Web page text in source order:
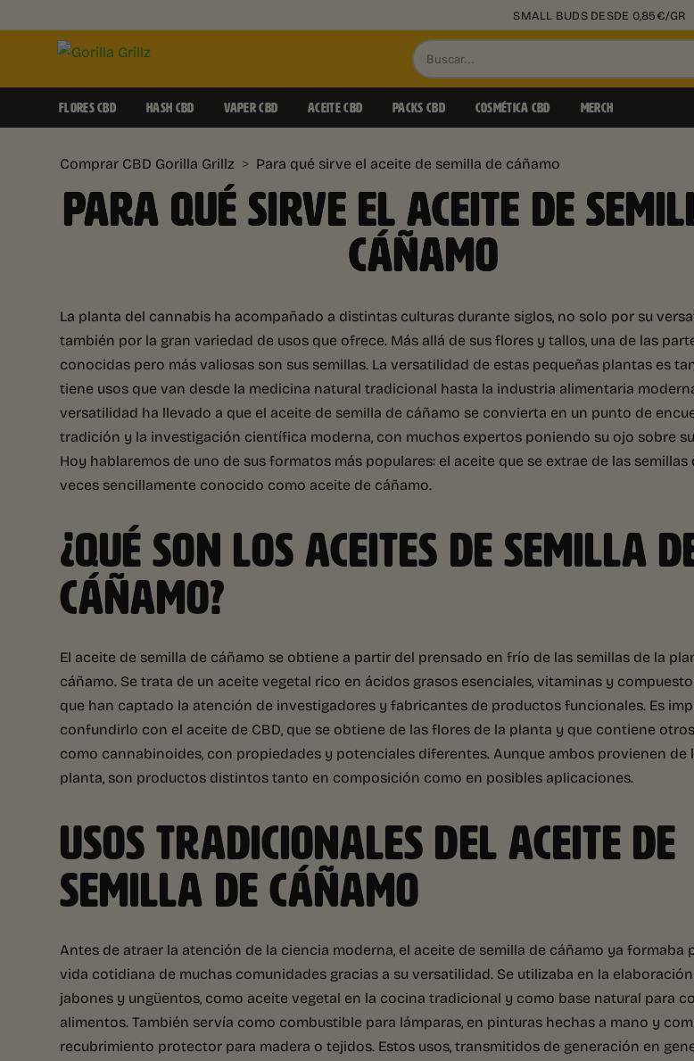
SMALL BUDS DESDE 0,85€/GR
Buscar
productos
FLORES CBD HASH CBD VAPER CBD ACEITE CBD PACKS CBD COSMÉTICA CBD MERCH
Comprar CBD Gorilla Grillz > Para qué sirve el aceite de semilla de cáñamo
PARA QUÉ SIRVE EL ACEITE DE
CÁÑAMO
La planta del cannabis ha acompañado a distintas culturas durante siglos, no solo por su
también por la gran variedad de usos que ofrece. Más allá de sus flores y tallos, una de las
conocidas pero más valiosas son sus semillas. La versatilidad de estas pequeñas plantas es
tiene usos que van desde la medicina natural tradicional hasta la industria alimentaria
versatilidad ha llevado a que el aceite de semilla de cáñamo se convierta en un punto de
tradición y la investigación científica moderna, con muchos expertos poniendo su ojo sobre
Hoy hablaremos de uno de sus formatos más populares: el aceite que se extrae de las semillas
veces sencillamente conocido como aceite de cáñamo.
¿QUÉ SON LOS ACEITES DE SEMILLA
CÁÑAMO?
El aceite de semilla de cáñamo se obtiene a partir del prensado en frío de las semillas de la
cáñamo. Se trata de un aceite vegetal rico en ácidos grasos esenciales, vitaminas y
que han captado la atención de investigadores y fabricantes de productos funcionales. Es
confundirlo con el aceite de CBD, que se obtiene de las flores de la planta y que contiene
como cannabinoides, con propiedades y potenciales diferentes. Aunque ambos provienen de
planta, son productos distintos tanto en composición como en posibles aplicaciones.
USOS TRADICIONALES DEL ACEITE DE
SEMILLA DE CÁÑAMO
Antes de atraer la atención de la ciencia moderna, el aceite de semilla de cáñamo ya formaba
vida cotidiana de muchas comunidades gracias a su versatilidad. Se utilizaba en la
jabones y ungüentos, como aceite vegetal en la cocina tradicional y como base natural para
alimentos. También servía como combustible para lámparas, en pinturas hechas a mano y
recubrimiento protector para madera o tejidos. Estos usos, transmitidos de generación en